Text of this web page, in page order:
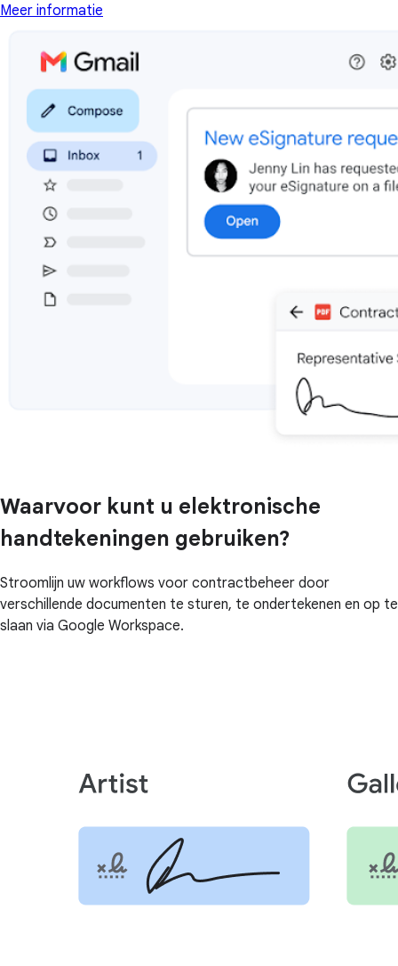
Meer informatie
Waarvoor kunt u elektronische
handtekeningen gebruiken?
Stroomlijn uw workflows voor contractbeheer door
verschillende documenten te sturen, te ondertekenen en op te
slaan via Google Workspace.